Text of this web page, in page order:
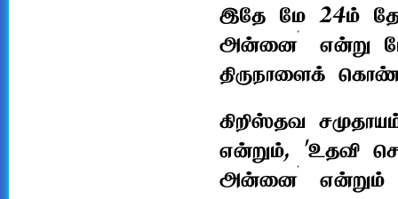
இதே மே 24ம்
அன்னை’ என்று
திருநாளைக்
கிறிஸ்தவ
என்றும், 'உதவி
அன்னை’ என்றும்